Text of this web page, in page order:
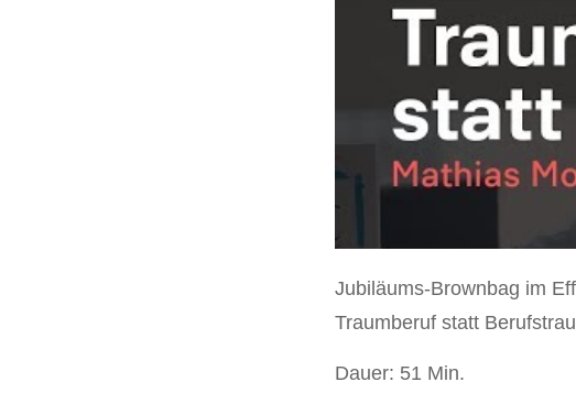
Jubiläums-Brownbag im
Traumberuf statt
Dauer: 51 Min.